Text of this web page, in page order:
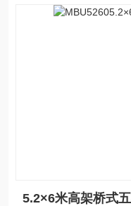
5.2×6米高架桥式